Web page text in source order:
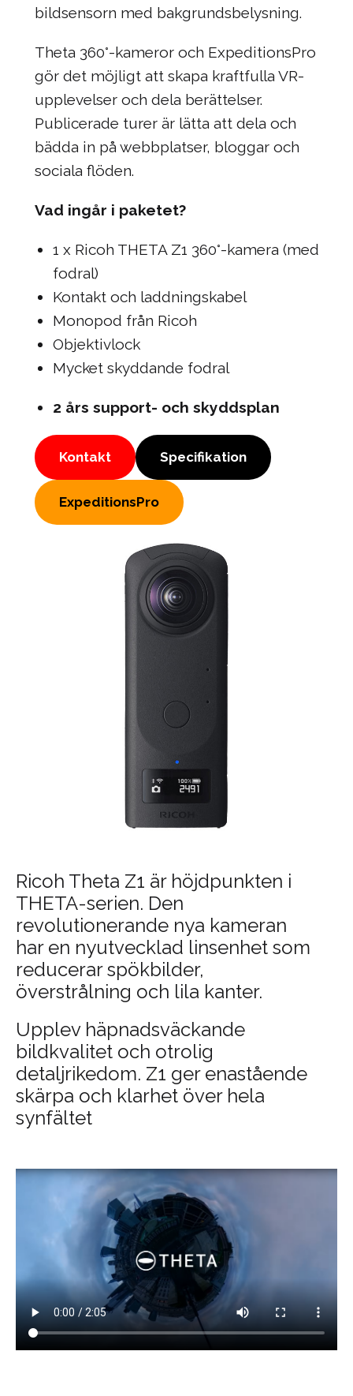
bildsensorn med bakgrundsbelysning.
Theta 360°-kameror och ExpeditionsPro
gör det möjligt att skapa kraftfulla VR-
upplevelser och dela berättelser.
Publicerade turer är lätta att dela och
bädda in på webbplatser, bloggar och
sociala flöden.
Vad ingår i paketet?
1 x Ricoh THETA Z1 360°-kamera (med
fodral)
Kontakt och laddningskabel
Monopod från Ricoh
Objektivlock
Mycket skyddande fodral
2 års support- och skyddsplan
Kontakt Specifikation
ExpeditionsPro
Ricoh Theta Z1 är höjdpunkten i
THETA-serien. Den
revolutionerande nya kameran
har en nyutvecklad linsenhet som
reducerar spökbilder,
överstrålning och lila kanter.
Upplev häpnadsväckande
bildkvalitet och otrolig
detaljrikedom. Z1 ger enastående
skärpa och klarhet över hela
synfältet